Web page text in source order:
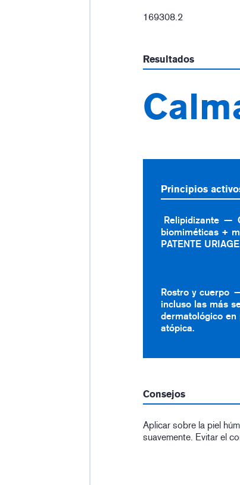
169308.2
Resultados
Principios
Relipidizante
biomiméticas +
PATENTE
Rostro y cuerpo
incluso las más
dermatológico en
atópica.
Consejos
Aplicar sobre la piel
suavemente. Evitar el